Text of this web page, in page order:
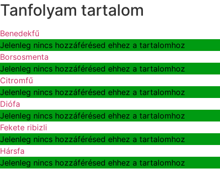
Tanfolyam tartalom
Benedekfű
Jelenleg nincs hozzáférésed ehhez a tartalomhoz
Borsosmenta
Jelenleg nincs hozzáférésed ehhez a tartalomhoz
Citromfű
Jelenleg nincs hozzáférésed ehhez a tartalomhoz
Diófa
Jelenleg nincs hozzáférésed ehhez a tartalomhoz
Fekete ribizli
Jelenleg nincs hozzáférésed ehhez a tartalomhoz
Hársfa
Jelenleg nincs hozzáférésed ehhez a tartalomhoz